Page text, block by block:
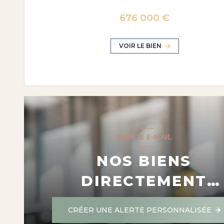
676 000 €
VOIR LE BIEN
ALERTE E-MAIL
NOS BIENS
DIRECTEMENT
DANS VOTRE
CRÉER UNE ALERTE PERSONNALISÉE